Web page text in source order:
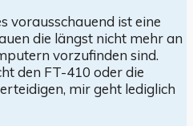
vorausschauend ist eine
die längst nicht mehr an
vorzufinden sind.
den FT-410 oder die
mir geht lediglich